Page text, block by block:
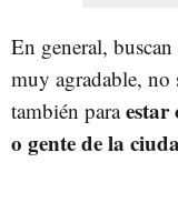
En general,
muy agradable, no
también paraestar
o gente de la